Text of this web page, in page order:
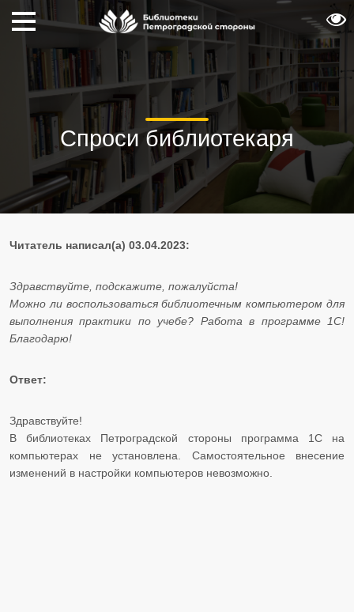
Спроси библиотекаря
Читатель написал(а) 03.04.2023:
Здравствуйте, подскажите, пожалуйста!
​​​​​​​Можно ли воспользоваться библиотечным компьютером для
выполнения практики по учебе? Работа в программе 1С!
Благодарю!
Ответ:
Здравствуйте!
В библиотеках Петроградской стороны программа 1С на
компьютерах не установлена. Самостоятельное внесение
изменений в настройки компьютеров невозможно.